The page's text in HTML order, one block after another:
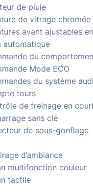
de pluie
de vitrage chromée
avant ajustables
automatique
du
Mode ECO
du système
tours
de freinage en
sans clé
de sous-gonflage
d’ambiance
multifonction couleur
tactile